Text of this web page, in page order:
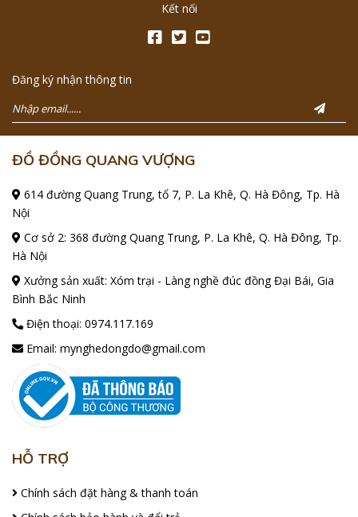
Kết nối
Đăng ký nhận thông tin
ĐỒ ĐỒNG QUANG VƯỢNG
614 đường Quang Trung, tổ 7, P. La Khê, Q. Hà Đông, Tp. Hà
Nội
Cơ sở 2: 368 đường Quang Trung, P. La Khê, Q. Hà Đông, Tp.
Hà Nội
Xưởng sản xuất: Xóm trại - Làng nghề đúc đồng Đại Bái, Gia
Bình Bắc Ninh
Điện thoại: 0974.117.169
Email: mynghedongdo@gmail.com
HỖ TRỢ
Chính sách đặt hàng & thanh toán